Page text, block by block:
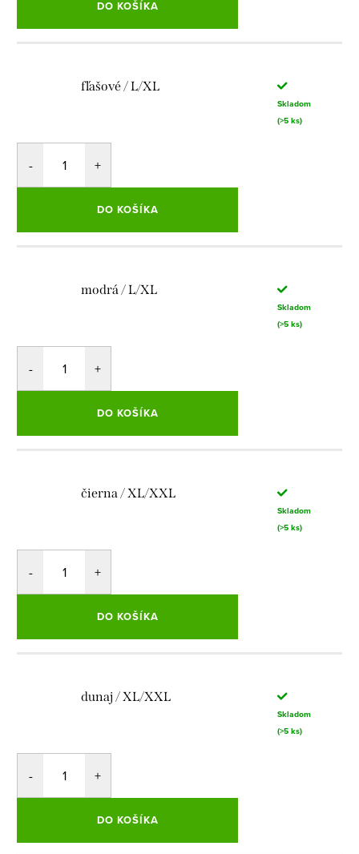
DO KOŠÍKA
fľašové / L/XL
Skladom
(>5 ks)
DO KOŠÍKA
modrá / L/XL
Skladom
(>5 ks)
DO KOŠÍKA
čierna / XL/XXL
Skladom
(>5 ks)
DO KOŠÍKA
dunaj / XL/XXL
Skladom
(>5 ks)
DO KOŠÍKA